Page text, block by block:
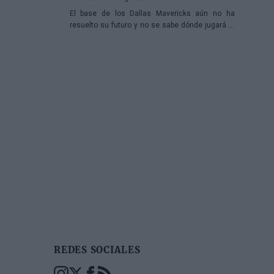
El base de los Dallas Mavericks aún no ha
resuelto su futuro y no se sabe dónde jugará la
REDES SOCIALES